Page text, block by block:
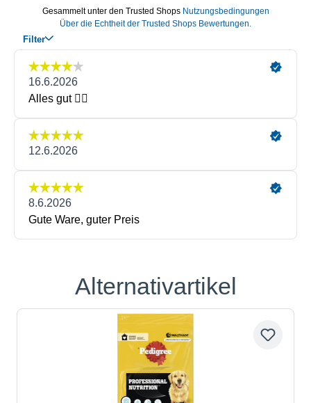
Produktgalerie überspringen
Alternativartikel